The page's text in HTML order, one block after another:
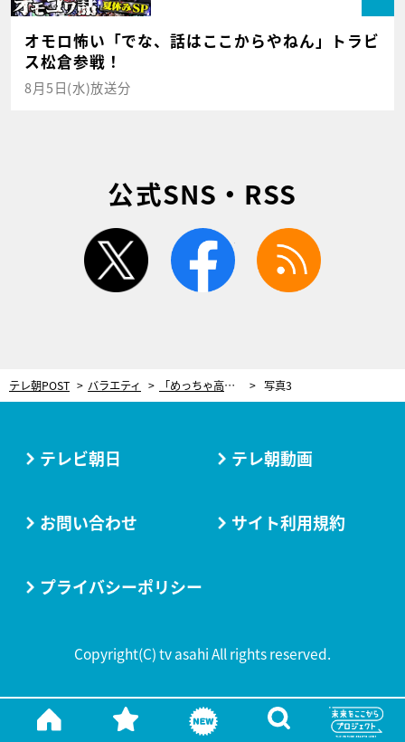
オモロ怖い「でな、話はここからやねん」トラビ
ス松倉参戦！
8月5日(水)放送分
公式SNS・RSS
twitter facebook
テレ朝POST バラエティ 「めっちゃ高橋一生似！」米国で運命の出会い…2年経ち日本で再会した壮大ラブストーリー 写真3
テレビ朝日 テレ朝動画
お問い合わせ サイト利用規約
プライバシーポリシー
Copyright(C) tv asahi All rights reserved.